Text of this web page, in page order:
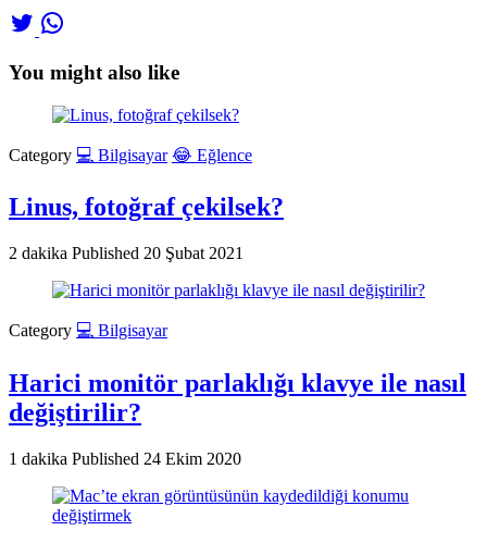
You might also like
Category 💻 Bilgisayar 😂 Eğlence
Linus, fotoğraf çekilsek?
2 dakika Published 20 Şubat 2021
Category 💻 Bilgisayar
Harici monitör parlaklığı klavye ile nasıl
değiştirilir?
1 dakika Published 24 Ekim 2020